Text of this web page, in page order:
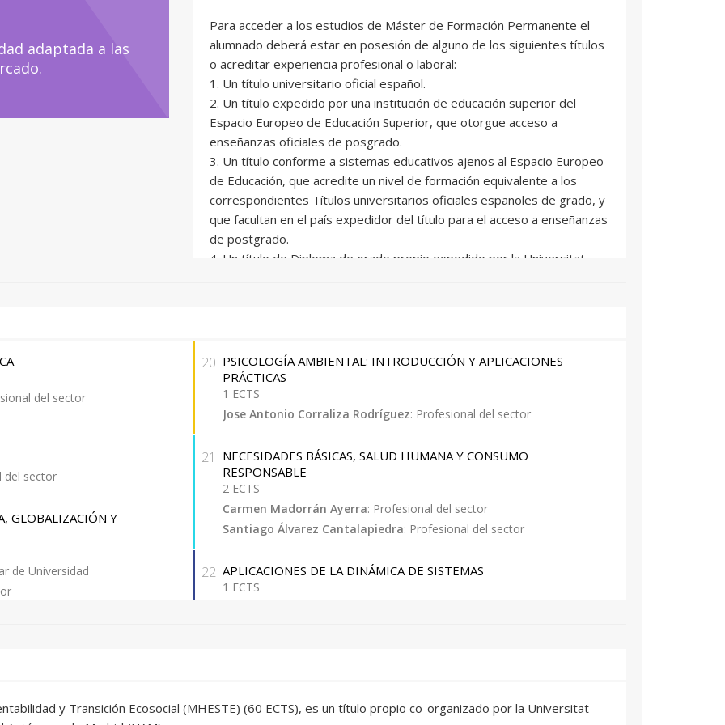
medioambientales
y demás instituciones
para el perfil de Técnico
y ejemplos de
europeos e
la educación y la
el calentamiento
multidisciplinar.
por la crisis
la filosofía moral y
a otros los
adaptada a las
Para acceder a los estudios de Máster de Formación Permanente el
alumnado deberá estar en posesión de alguno de los siguientes títulos
o acreditar experiencia profesional o laboral:
1. Un título universitario oficial español.
2. Un título expedido por una institución de educación superior del
Espacio Europeo de Educación Superior, que otorgue acceso a
enseñanzas oficiales de posgrado.
3. Un título conforme a sistemas educativos ajenos al Espacio Europeo
de Educación, que acredite un nivel de formación equivalente a los
correspondientes Títulos universitarios oficiales españoles de grado, y
que facultan en el país expedidor del título para el acceso a enseñanzas
de postgrado.
4. Un título de Diploma de grado propio expedido por la Universitat
Excepcionalmente se admitirán con la consideración de matrícula
provisional, estudiantes de las titulaciones de grado que tengan
pendiente superar como máximo 30 ECTS (incluido el Proyecto Final de
Carrera, no pudiendo optar a la expedición de su Título Propio hasta la
NOTA: La admisión se realiza por orden de inscripción.
del sector
del sector
GLOBALIZACIÓN Y
de Universidad
Laboral
20 PSICOLOGÍA AMBIENTAL: INTRODUCCIÓN Y APLICACIONES
PRÁCTICAS
1 ECTS
Jose Antonio Corraliza Rodríguez: Profesional del sector
21
NECESIDADES BÁSICAS, SALUD HUMANA Y CONSUMO
RESPONSABLE
2 ECTS
Carmen Madorrán Ayerra: Profesional del sector
Santiago Álvarez Cantalapiedra: Profesional del sector
22 APLICACIONES DE LA DINÁMICA DE SISTEMAS
1 ECTS
y Transición Ecosocial (MHESTE) (60 ECTS), es un título propio co-organizado por la Universitat